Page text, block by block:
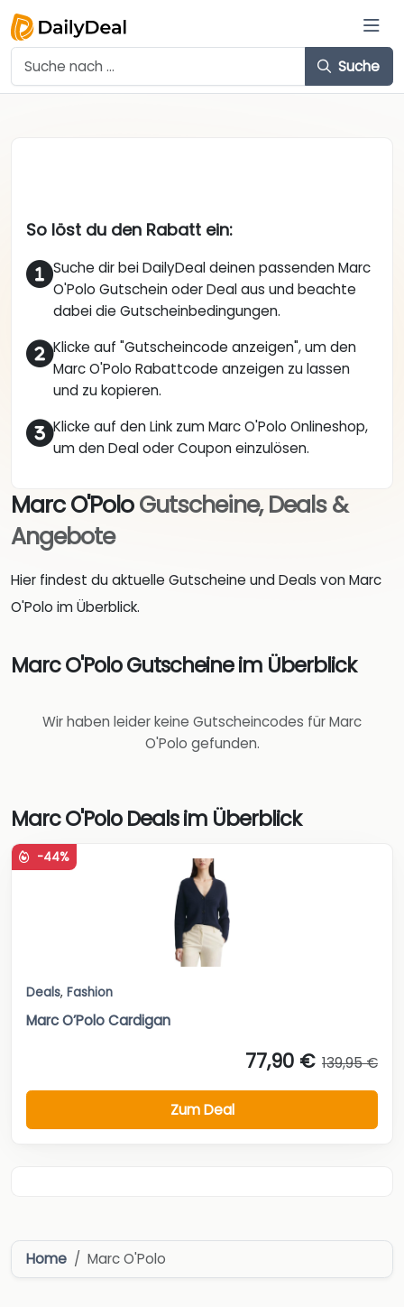
Suche
So löst du den Rabatt ein:
Suche dir bei DailyDeal deinen passenden Marc
O'Polo Gutschein oder Deal aus und beachte
dabei die Gutscheinbedingungen.
Klicke auf "Gutscheincode anzeigen", um den
Marc O'Polo Rabattcode anzeigen zu lassen
und zu kopieren.
Klicke auf den Link zum Marc O'Polo Onlineshop,
um den Deal oder Coupon einzulösen.
Marc O'PoloGutscheine, Deals &
Angebote
Hier findest du aktuelle Gutscheine und Deals von Marc
O'Polo im Überblick.
Marc O'Polo Gutscheine im Überblick
Wir haben leider keine Gutscheincodes für Marc
O'Polo gefunden.
Marc O'Polo Deals im Überblick
-44%
Deals, Fashion
Marc O’Polo Cardigan
77,90 € 139,95 €
Zum Deal
Home Marc O'Polo